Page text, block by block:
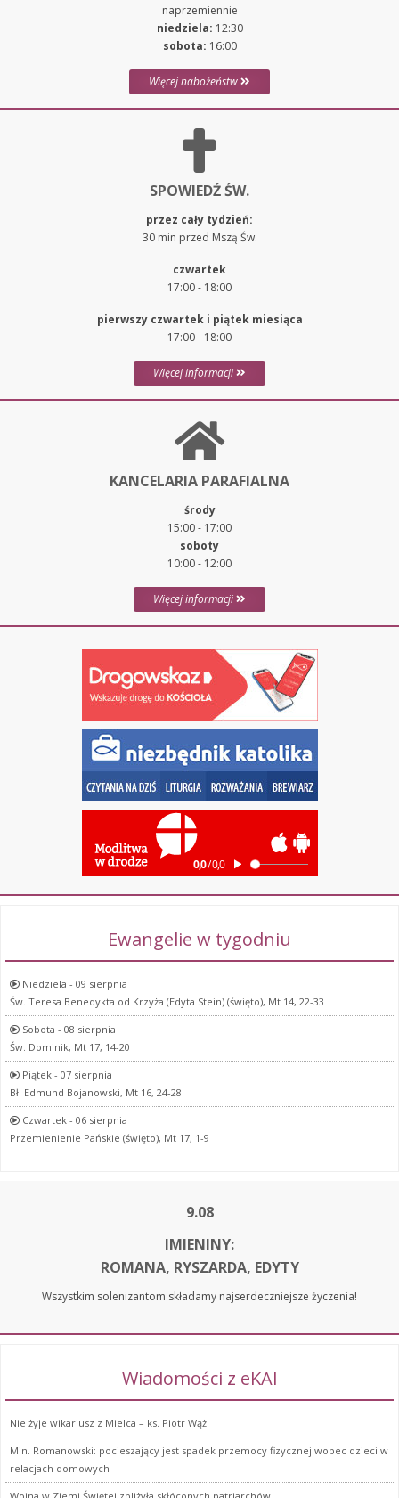
naprzemiennie
niedziela: 12:30
sobota: 16:00
Więcej nabożeństw
SPOWIEDŹ ŚW.
przez cały tydzień:
30 min przed Mszą Św.
czwartek
17:00 - 18:00
pierwszy czwartek i piątek miesiąca
17:00 - 18:00
Więcej informacji
KANCELARIA PARAFIALNA
środy
15:00 - 17:00
soboty
10:00 - 12:00
Więcej informacji
Ewangelie w tygodniu
Niedziela - 09 sierpnia
Św. Teresa Benedykta od Krzyża (Edyta Stein) (święto), Mt 14, 22-33
Sobota - 08 sierpnia
Św. Dominik, Mt 17, 14-20
Piątek - 07 sierpnia
Bł. Edmund Bojanowski, Mt 16, 24-28
Czwartek - 06 sierpnia
Przemienienie Pańskie (święto), Mt 17, 1-9
9.08
IMIENINY:
ROMANA, RYSZARDA, EDYTY
Wszystkim solenizantom składamy najserdeczniejsze życzenia!
Wiadomości z eKAI
Nie żyje wikariusz z Mielca – ks. Piotr Wąż
Min. Romanowski: pocieszający jest spadek przemocy fizycznej wobec dzieci w
relacjach domowych